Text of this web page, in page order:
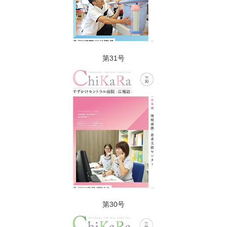
第31号​
第30号​